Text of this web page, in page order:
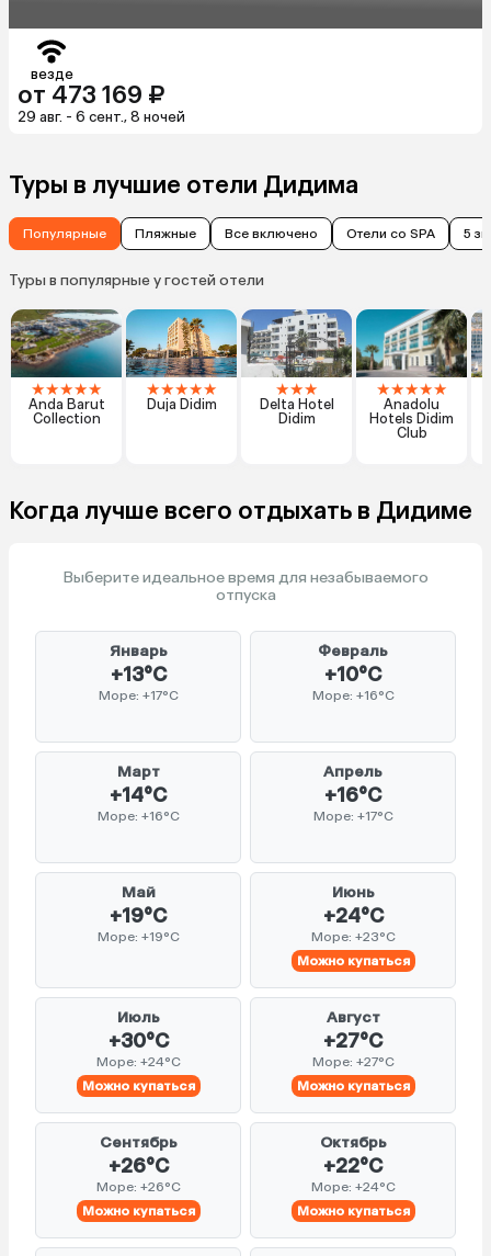
везде
от 473 169 ₽
29 авг. - 6 сент., 8 ночей
Туры в лучшие отели Дидима
Популярные Пляжные Все включено Отели со SPA 5
Туры в популярные у гостей отели
★★★★★
Anda Barut
Collection
★★★★★
Duja Didim
★★★
Delta Hotel
Didim
★★★★★
Anadolu
Hotels Didim
Club
Когда лучше всего отдыхать в Дидиме
Выберите идеальное время для незабываемого
отпуска
Январь
+13°C
Море: +17°C
Февраль
+10°C
Море: +16°C
Март
+14°C
Море: +16°C
Апрель
+16°C
Море: +17°C
Май
+19°C
Море: +19°C
Июнь
+24°C
Море: +23°C
Можно купаться
Июль
+30°C
Море: +24°C
Можно купаться
Август
+27°C
Море: +27°C
Можно купаться
Сентябрь
+26°C
Море: +26°C
Можно купаться
Октябрь
+22°C
Море: +24°C
Можно купаться